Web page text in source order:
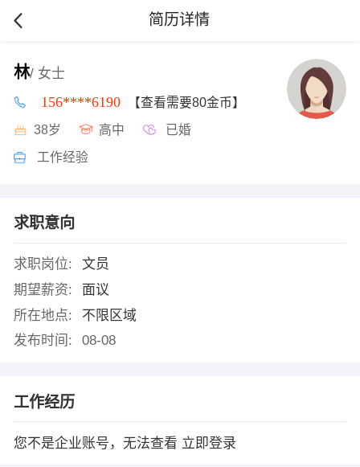
简历详情
林/ 女士
156****6190 【查看需要80金币】
38岁 高中 已婚
工作经验
求职意向
求职岗位:
文员
期望薪资:
面议
所在地点:
不限区域
发布时间:
08-08
工作经历
您不是企业账号，无法查看 立即登录